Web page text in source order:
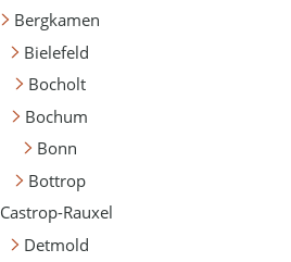
Bergkamen
Bielefeld
Bocholt
Bochum
Bonn
Bottrop
Castrop-Rauxel
Detmold